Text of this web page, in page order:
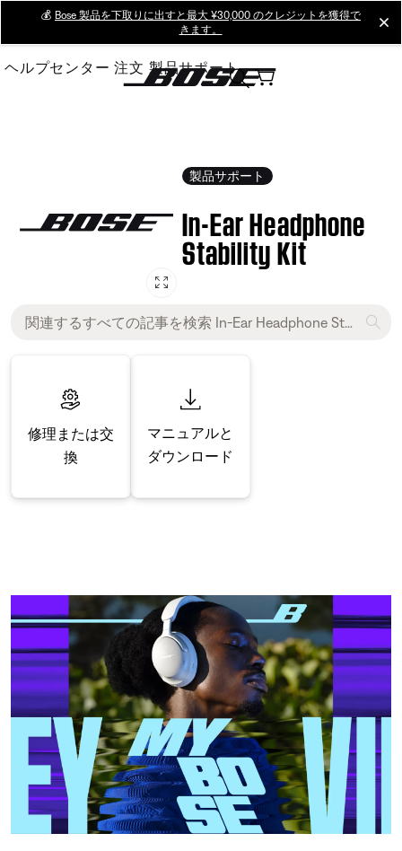
Main
💰 Bose 製品を下取りに出すと最大 ¥30,000 のクレジットを獲得で
きます。
ヘルプセンター 注文 製品サポート
製品サポート
In-Ear Headphone
Stability Kit
修理または交
換
マニュアルと
ダウンロード